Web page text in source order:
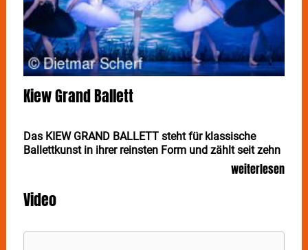
Kiew Grand Ballett
Das KIEW GRAND BALLETT steht für klassische
Ballettkunst in ihrer reinsten Form und zählt seit zehn
Jahren zu den erfolgreichsten Tournee-Ensembles der
internationalen Ballettwelt. Unter der Leitung von
Alexander Stoyanov führen die Ukrainer am 5. Januar
in der Stuttgarter Liederhalle Tschaikowskys
weiterlesen
Video